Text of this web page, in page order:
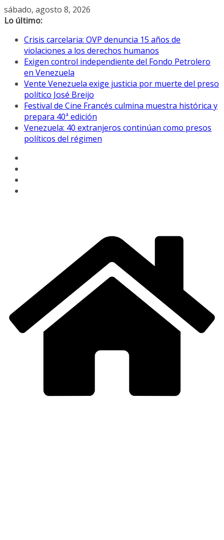
Saltar
al
sábado, agosto 8, 2026
Lo último:
Crisis carcelaria: OVP denuncia 15 años de
violaciones a los derechos humanos
Exigen control independiente del Fondo Petrolero
en Venezuela
Vente Venezuela exige justicia por muerte del preso
político José Breijo
Festival de Cine Francés culmina muestra histórica y
prepara 40ª edición
Venezuela: 40 extranjeros continúan como presos
políticos del régimen